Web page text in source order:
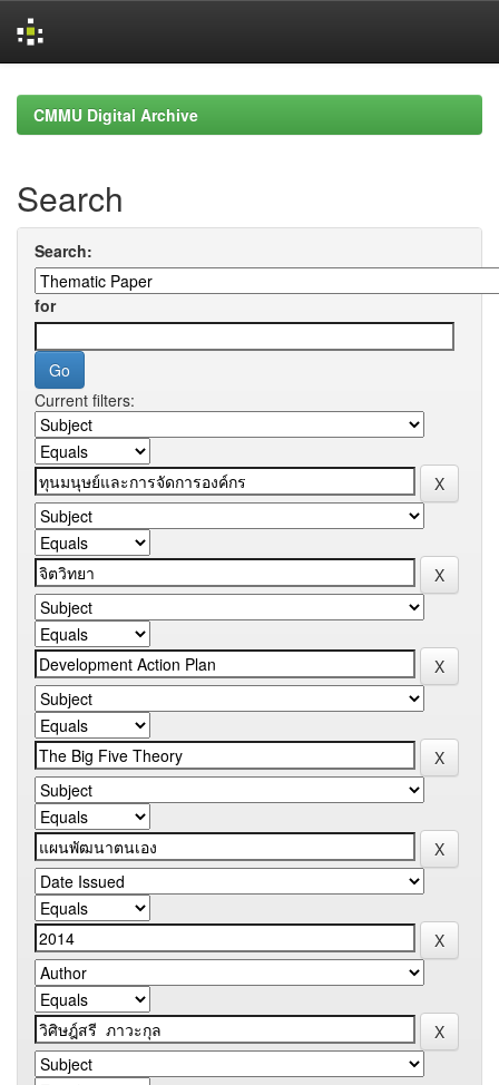
navigationCMMU Digital Archive
Search
Search:
for
Current filters: